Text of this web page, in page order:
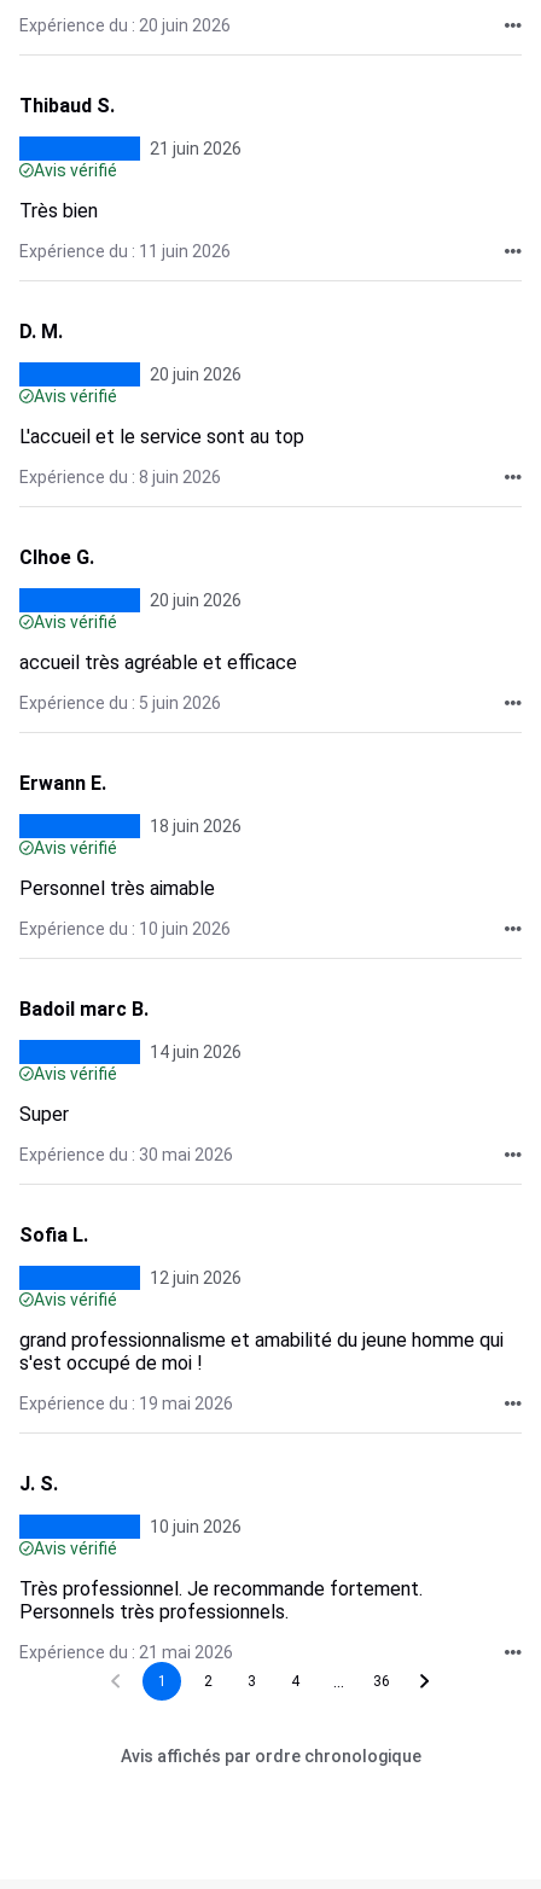
Expérience du : 20 juin 2026
Thibaud S.
21 juin 2026
Avis vérifié
Très bien
Expérience du : 11 juin 2026
D. M.
20 juin 2026
Avis vérifié
L'accueil et le service sont au top
Expérience du : 8 juin 2026
Clhoe G.
20 juin 2026
Avis vérifié
accueil très agréable et efficace
Expérience du : 5 juin 2026
Erwann E.
18 juin 2026
Avis vérifié
Personnel très aimable
Expérience du : 10 juin 2026
Badoil marc B.
14 juin 2026
Avis vérifié
Super
Expérience du : 30 mai 2026
Sofia L.
12 juin 2026
Avis vérifié
grand professionnalisme et amabilité du jeune homme qui
s'est occupé de moi !
Expérience du : 19 mai 2026
J. S.
10 juin 2026
Avis vérifié
Très professionnel. Je recommande fortement.
Personnels très professionnels.
Expérience du : 21 mai 2026
1 2 3 4 36
Avis affichés par ordre chronologique